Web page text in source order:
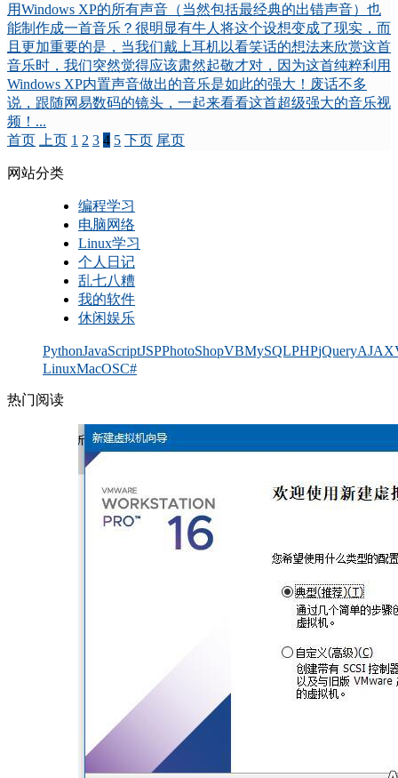
用Windows XP的所有声音（当然包括最经典的出错声音）也
能制作成一首音乐？很明显有牛人将这个设想变成了现实，而
且更加重要的是，当我们戴上耳机以看笑话的想法来欣赏这首
音乐时，我们突然觉得应该肃然起敬才对，因为这首纯粹利用
Windows XP内置声音做出的音乐是如此的强大！废话不多
说，跟随网易数码的镜头，一起来看看这首超级强大的音乐视
频！...
首页
上页 1 2 3 4 5 下页 尾页
网站分类
编程学习
电脑网络
Linux学习
个人日记
乱七八糟
我的软件
休闲娱乐
PythonJavaScriptJSPPhotoShopVBMySQLPHPjQueryAJAX
LinuxMacOSC#
热门阅读